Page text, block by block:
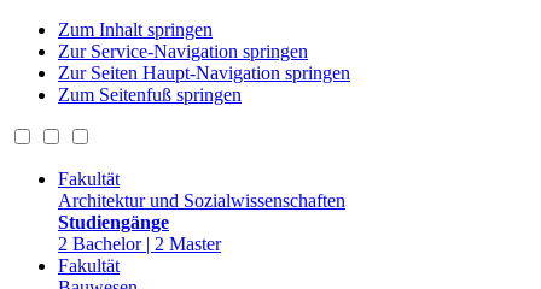
Zum Inhalt springen
Zur Service-Navigation springen
Zur Seiten Haupt-Navigation springen
Zum Seitenfuß springen
Fakultät
Architektur und Sozialwissenschaften
Studiengänge
2 Bachelor | 2 Master
Fakultät